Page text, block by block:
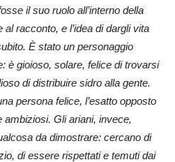
il suo ruolo all’interno della
racconto, e l’idea di dargli vita
È stato un personaggio
è gioioso, solare, felice di trovarsi
di distribuire sidro alla gente.
persona felice, l’esatto opposto
ambiziosi. Gli ariani, invece,
da dimostrare: cercano di
di essere rispettati e temuti dai